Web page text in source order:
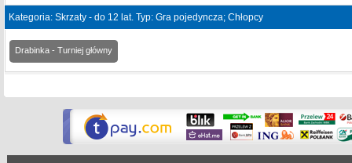
Kategoria: Skrzaty - do 12 lat. Typ: Gra pojedyncza; Chłopcy
Drabinka - Turniej główny